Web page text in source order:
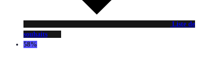
Liste de
souhaits
58%